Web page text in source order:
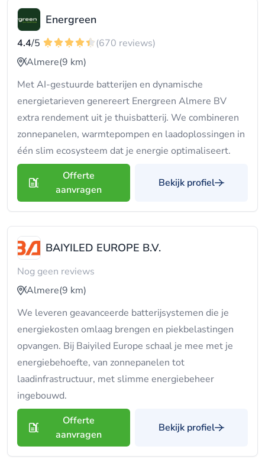
Energreen
4.4/5
(670 reviews)
Almere(9 km)
Met AI-gestuurde batterijen en dynamische
energietarieven genereert Energreen Almere BV
extra rendement uit je thuisbatterij. We combineren
zonnepanelen, warmtepompen en laadoplossingen in
één slim ecosysteem dat je energie optimaliseert.
Offerte
aanvragen
Bekijk profiel
BAIYILED EUROPE B.V.
Nog geen reviews
Almere(9 km)
We leveren geavanceerde batterijsystemen die je
energiekosten omlaag brengen en piekbelastingen
opvangen. Bij Baiyiled Europe schaal je mee met je
energiebehoefte, van zonnepanelen tot
laadinfrastructuur, met slimme energiebeheer
ingebouwd.
Offerte
aanvragen
Bekijk profiel